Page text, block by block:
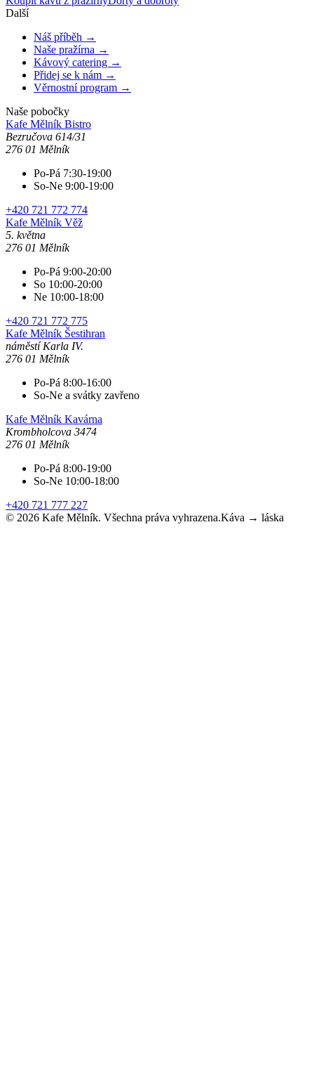
Další
Náš příběh →
Naše pražírna →
Kávový catering →
Přidej se k nám →
Věrnostní program →
Naše pobočky
Kafe Mělník Bistro
Bezručova 614/31
276 01 Mělník
Po-Pá 7:30-19:00
So-Ne 9:00-19:00
+420 721 772 774
Kafe Mělník Věž
5. května
276 01 Mělník
Po-Pá 9:00-20:00
So 10:00-20:00
Ne 10:00-18:00
+420 721 772 775
Kafe Mělník Šestihran
náměstí Karla IV.
276 01 Mělník
Po-Pá 8:00-16:00
So-Ne a svátky zavřeno
Kafe Mělník Kavárna
Krombholcova 3474
276 01 Mělník
Po-Pá 8:00-19:00
So-Ne 10:00-18:00
+420 721 777 227
© 2026 Kafe Mělník. Všechna práva vyhrazena.Káva → láska